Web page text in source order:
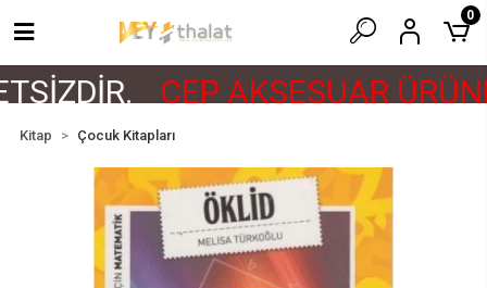
CEP AKSESUAR
0
Kitap Çocuk Kitapları